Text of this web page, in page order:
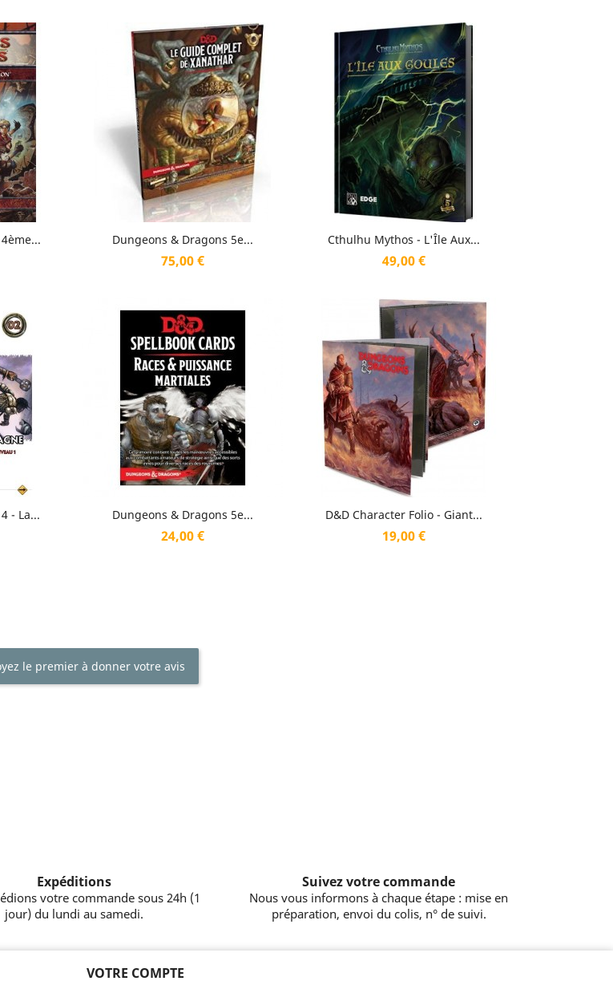
Dungeons & Dragons 5e...
Prix
75,00 €
Aperçu rapide Cthulhu Mythos - L'Île Aux...
Prix
49,00 €
Aperçu rapide
- La... Dungeons & Dragons 5e...
Prix
24,00 €
Aperçu rapide D&D Character Folio - Giant...
Prix
19,00 €
Aperçu rapide
le premier à donner votre avis
Expéditions
votre commande sous 24h (1
jour) du lundi au samedi.
Suivez votre commande
Nous vous informons à chaque étape : mise en
préparation, envoi du colis, n° de suivi.
VOTRE COMPTE